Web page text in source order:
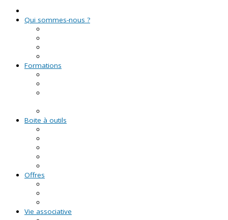
Qui sommes-nous ?
Formations
Boite à outils
Offres
Vie associative